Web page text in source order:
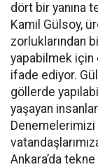
dört bir yanına
Kamil Gülsoy,
zorluklarından
yapabilmek için
ifade ediyor.
göllerde
yaşayan
Denemelerimizi
Ankara’da